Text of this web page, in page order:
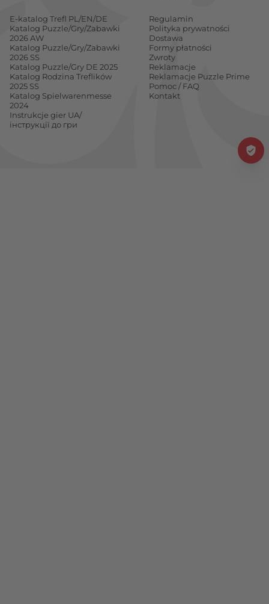
E-katalog Trefl PL/EN/DE
Katalog Puzzle/Gry/Zabawki
2026 AW
Katalog Puzzle/Gry/Zabawki
2026 SS
Katalog Puzzle/Gry DE 2025
Katalog Rodzina Treflików
2025 SS
Katalog Spielwarenmesse
2024
Instrukcje gier UA/
інструкції до гри
Regulamin
Polityka prywatności
Dostawa
Formy płatności
Zwroty
Reklamacje
Reklamacje Puzzle Prime
Pomoc / FAQ
Kontakt